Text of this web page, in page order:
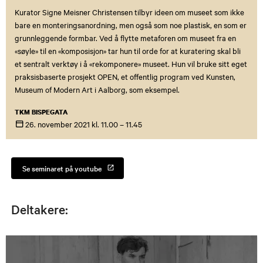
Kurator Signe Meisner Christensen tilbyr ideen om museet som ikke
bare en monteringsanordning, men også som noe plastisk, en som er
grunnleggende formbar. Ved å flytte metaforen om museet fra en
«søyle» til en «komposisjon» tar hun til orde for at kuratering skal bli
et sentralt verktøy i å «rekomponere» museet. Hun vil bruke sitt eget
praksisbaserte prosjekt OPEN, et offentlig program ved Kunsten,
Museum of Modern Art i Aalborg, som eksempel.
TKM BISPEGATA
26. november2021 kl. 11.00 – 11.45
Se seminaret på youtube
Deltakere: